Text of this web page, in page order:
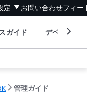
定 お問い合わせフィー
ガイド デベロッパ
管理ガイド